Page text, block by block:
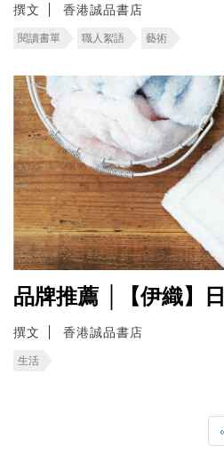
撰文 香港誠品書店
閱讀書單 職人絮語 藝術
品牌推薦 │【伊織】
撰文 香港誠品書店
生活